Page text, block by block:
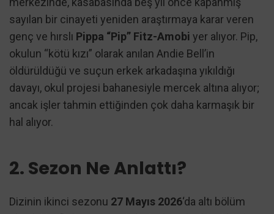
sayılan bir cinayeti yeniden araştırmaya karar veren
genç ve hırslı Pippa “Pip” Fitz-Amobi yer alıyor. Pip,
okulun “kötü kızı” olarak anılan Andie Bell’in
öldürüldüğü ve suçun erkek arkadaşına yıkıldığı
davayı, okul projesi bahanesiyle mercek altına alıyor;
ancak işler tahmin ettiğinden çok daha karmaşık bir
hal alıyor.
2. Sezon Ne Anlattı?
Dizinin ikinci sezonu 27 Mayıs 2026‘da altı bölüm